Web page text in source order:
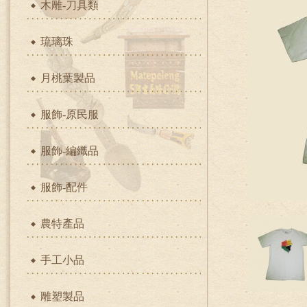
木雕-刀具類
琉璃珠
月桃葉製品
服飾-原民服
服飾-編織品
服飾-配件
農特產品
手工小品
雕塑製品